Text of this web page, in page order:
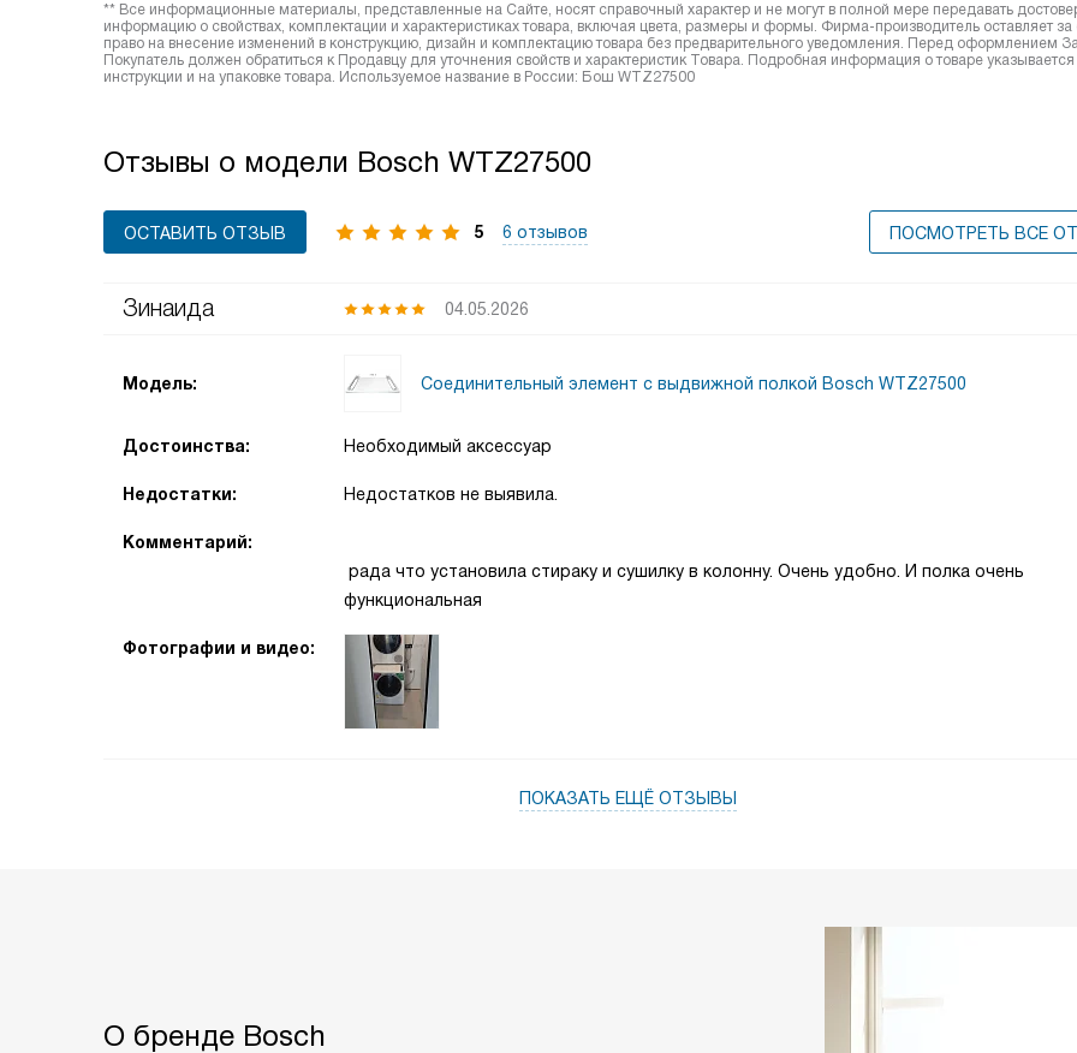
** Все информационные материалы, представленные на Сайте, носят справочный характер и не могут в полной мере передавать
информацию о свойствах, комплектации и характеристиках товара, включая цвета, размеры и формы. Фирма-производитель оставляет за
право на внесение изменений в конструкцию, дизайн и комплектацию товара без предварительного уведомления. Перед оформлением
Покупатель должен обратиться к Продавцу для уточнения свойств и характеристик Товара. Подробная информация о товаре указывается
инструкции и на упаковке товара. Используемое название в России: Бош WTZ27500
Отзывы о модели Bosch WTZ27500
5 6 отзывов
ОСТАВИТЬ ОТЗЫВ ПОСМОТРЕТЬ ВСЕ
Зинаида 04.05.2026
Модель: Соединительный элемент с выдвижной полкой Bosch WTZ27500
Достоинства: Необходимый аксессуар
Недостатки: Недостатков не выявила.
Комментарий:
рада что установила стираку и сушилку в колонну. Очень удобно. И полка очень
функциональная
Фотографии и видео:
ПОКАЗАТЬ ЕЩЁ ОТЗЫВЫ
О бренде Bosch